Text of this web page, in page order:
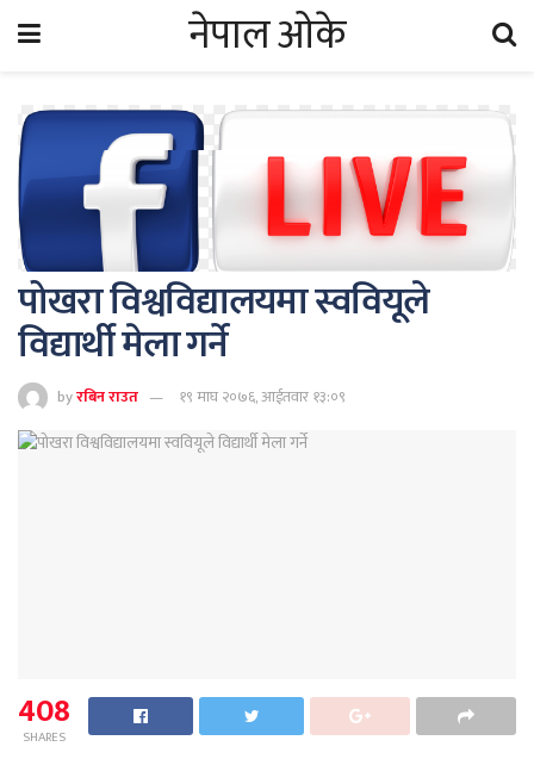
नेपाल ओके
पोखरा विश्वविद्यालयमा स्ववियूले
विद्यार्थी मेला गर्ने
byरबिन राउत १९ माघ २०७६, आईतवार १३:०९
408
SHARES